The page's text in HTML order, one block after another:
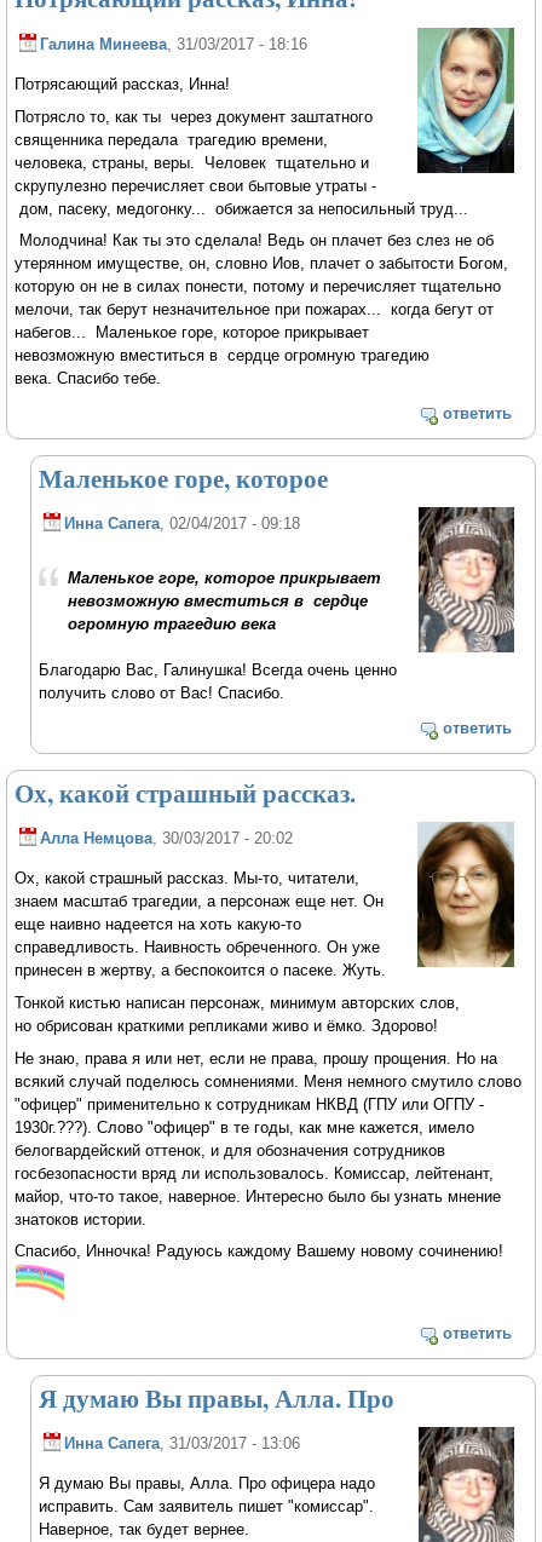
Галина Минеева, 31/03/2017 - 18:16
Потрясающий рассказ, Инна!
Потрясло то, как ты через документ заштатного
священника передала трагедию времени,
человека, страны, веры. Человек тщательно и
скрупулезно перечисляет свои бытовые утраты -
дом, пасеку, медогонку... обижается за непосильный труд...
Молодчина! Как ты это сделала! Ведь он плачет без слез не об
утерянном имуществе, он, словно Иов, плачет о забытости Богом,
которую он не в силах понести, потому и перечисляет тщательно
мелочи, так берут незначительное при пожарах... когда бегут от
набегов... Маленькое горе, которое прикрывает
невозможную вместиться в сердце огромную трагедию
века. Спасибо тебе.
ответить
Маленькое горе, которое
Инна Сапега, 02/04/2017 - 09:18
Маленькое горе, которое прикрывает
невозможную вместиться в сердце
огромную трагедию века
Благодарю Вас, Галинушка! Всегда очень ценно
получить слово от Вас! Спасибо.
ответить
Ох, какой страшный рассказ.
Алла Немцова, 30/03/2017 - 20:02
Ох, какой страшный рассказ. Мы-то, читатели,
знаем масштаб трагедии, а персонаж еще нет. Он
еще наивно надеется на хоть какую-то
справедливость. Наивность обреченного. Он уже
принесен в жертву, а беспокоится о пасеке. Жуть.
Тонкой кистью написан персонаж, минимум авторских слов,
но обрисован краткими репликами живо и ёмко. Здорово!
Не знаю, права я или нет, если не права, прошу прощения. Но на
всякий случай поделюсь сомнениями. Меня немного смутило слово
"офицер" применительно к сотрудникам НКВД (ГПУ или ОГПУ -
1930г.???). Слово "офицер" в те годы, как мне кажется, имело
белогвардейский оттенок, и для обозначения сотрудников
госбезопасности вряд ли использовалось. Комиссар, лейтенант,
майор, что-то такое, наверное. Интересно было бы узнать мнение
знатоков истории.
Спасибо, Инночка! Радуюсь каждому Вашему новому сочинению!
ответить
Я думаю Вы правы, Алла. Про
Инна Сапега, 31/03/2017 - 13:06
Я думаю Вы правы, Алла. Про офицера надо
исправить. Сам заявитель пишет "комиссар".
Наверное, так будет вернее.